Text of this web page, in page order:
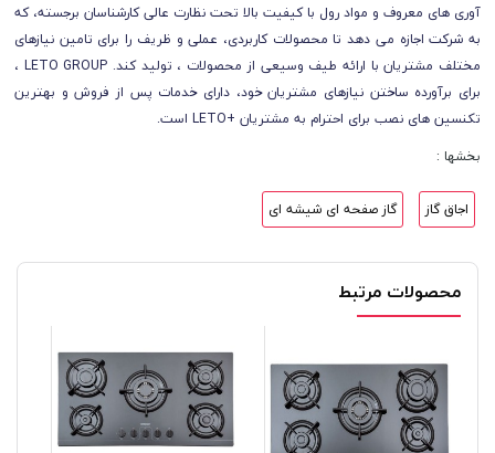
آوری های معروف و مواد رول با کیفیت بالا تحت نظارت عالی کارشناسان برجسته، که
به شرکت اجازه می دهد تا محصولات کاربردی، عملی و ظریف را برای تامین نیازهای
مختلف مشتریان با ارائه طیف وسیعی از محصولات ، تولید کند. LETO GROUP ،
برای برآورده ساختن نیازهای مشتریان خود، دارای خدمات پس از فروش و بهترین
تکنسین های نصب برای احترام به مشتریان +LETO است.
بخشها :
اجاق گاز گاز صفحه ای شیشه ای
محصولات مرتبط